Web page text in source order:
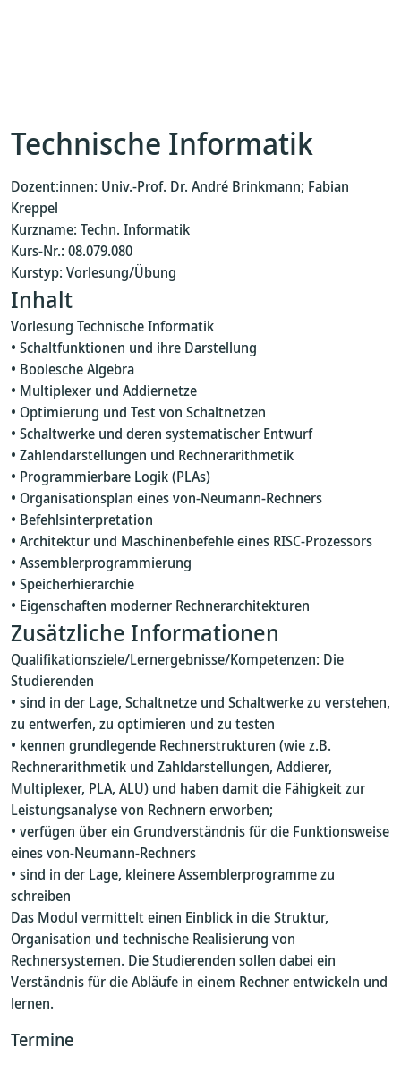
Technische Informatik
Dozent:innen: Univ.-Prof. Dr. André Brinkmann; Fabian
Kreppel
Kurzname: Techn. Informatik
Kurs-Nr.: 08.079.080
Kurstyp: Vorlesung/Übung
Inhalt
Vorlesung Technische Informatik
• Schaltfunktionen und ihre Darstellung
• Boolesche Algebra
• Multiplexer und Addiernetze
• Optimierung und Test von Schaltnetzen
• Schaltwerke und deren systematischer Entwurf
• Zahlendarstellungen und Rechnerarithmetik
• Programmierbare Logik (PLAs)
• Organisationsplan eines von-Neumann-Rechners
• Befehlsinterpretation
• Architektur und Maschinenbefehle eines RISC-Prozessors
• Assemblerprogrammierung
• Speicherhierarchie
• Eigenschaften moderner Rechnerarchitekturen
Zusätzliche Informationen
Qualifikationsziele/Lernergebnisse/Kompetenzen: Die
Studierenden
• sind in der Lage, Schaltnetze und Schaltwerke zu verstehen,
zu entwerfen, zu optimieren und zu testen
• kennen grundlegende Rechnerstrukturen (wie z.B.
Rechnerarithmetik und Zahldarstellungen, Addierer,
Multiplexer, PLA, ALU) und haben damit die Fähigkeit zur
Leistungsanalyse von Rechnern erworben;
• verfügen über ein Grundverständnis für die Funktionsweise
eines von-Neumann-Rechners
• sind in der Lage, kleinere Assemblerprogramme zu
schreiben
Das Modul vermittelt einen Einblick in die Struktur,
Organisation und technische Realisierung von
Rechnersystemen. Die Studierenden sollen dabei ein
Verständnis für die Abläufe in einem Rechner entwickeln und
lernen.
Termine